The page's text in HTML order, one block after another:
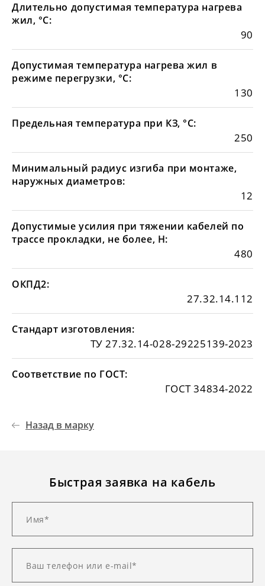
Длительно допустимая температура нагрева
жил, °С:
90
Допустимая температура нагрева жил в
режиме перегрузки, °С:
130
Предельная температура при КЗ, °С:
250
Минимальный радиус изгиба при монтаже,
наружных диаметров:
12
Допустимые усилия при тяжении кабелей по
трассе прокладки, не более, Н:
480
ОКПД2:
27.32.14.112
Стандарт изготовления:
ТУ 27.32.14-028-29225139-2023
Соответствие по ГОСТ:
ГОСТ 34834-2022
Назад в марку
Быстрая заявка на кабель